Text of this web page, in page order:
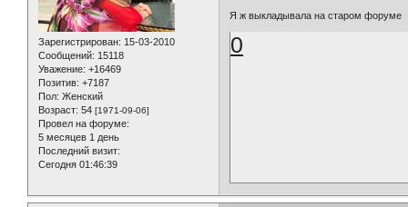
Зарегистрирован: 15-03-2010
Сообщений: 15118
Уважение: +16469
Позитив: +7187
Пол: Женский
Возраст: 54 [1971-09-06]
Провел на форуме:
5 месяцев 1 день
Последний визит:
Сегодня 01:46:39
Я ж выкладывала на старом форуме
0